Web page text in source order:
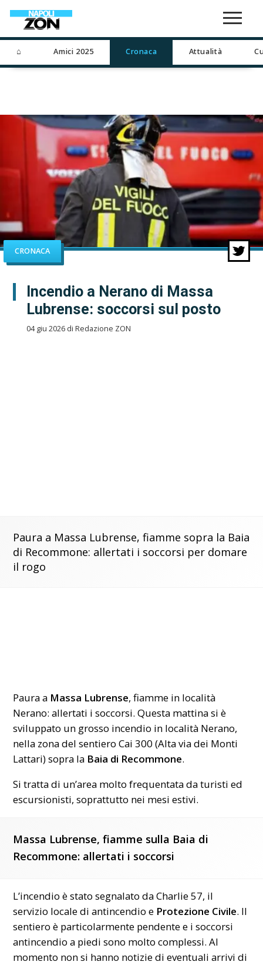
⌂ Amici 2025 Cronaca Attualità
CRONACA
Incendio a Nerano di Massa
Lubrense: soccorsi sul posto
04 giu 2026 di Redazione ZON
Paura a Massa Lubrense, fiamme sopra la Baia
di Recommone: allertati i soccorsi per domare
il rogo
Paura a Massa Lubrense, fiamme in località
Nerano: allertati i soccorsi. Questa mattina si è
sviluppato un grosso incendio in località Nerano,
nella zona del sentiero Cai 300 (Alta via dei Monti
Lattari) sopra la Baia di Recommone.
Si tratta di un’area molto frequentata da turisti ed
escursionisti, soprattutto nei mesi estivi.
Massa Lubrense, fiamme sulla Baia di
Recommone: allertati i soccorsi
L’incendio è stato segnalato da Charlie 57, il
servizio locale di antincendio e Protezione Civile. Il
sentiero è particolarmente pendente e i soccorsi
antincendio a piedi sono molto complessi. Al
momento non si hanno notizie di eventuali arrivi di